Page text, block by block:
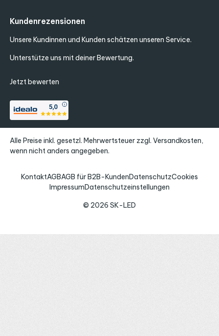
Kundenrezensionen
Unsere Kundinnen und Kunden schätzen unseren Service.
Unterstütze uns mit deiner Bewertung.
Jetzt bewerten
Alle Preise inkl. gesetzl. Mehrwertsteuer zzgl. Versandkosten,
wenn nicht anders angegeben.
© 2026 SK-LED
KontaktAGBAGB für B2B-KundenDatenschutzCookies
ImpressumDatenschutzeinstellungen